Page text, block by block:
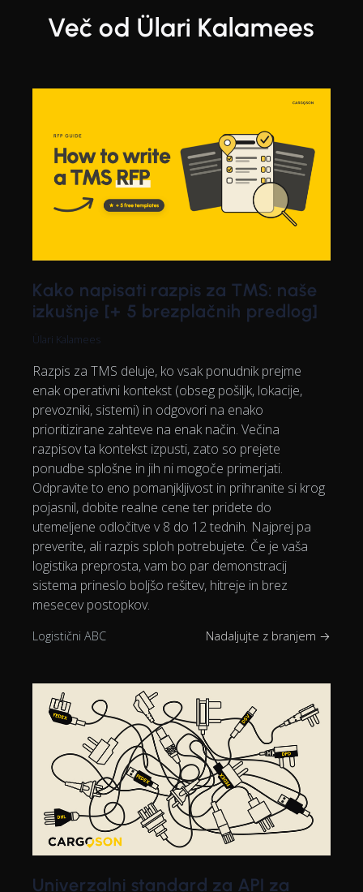
Več od Ülari Kalamees
Kako napisati razpis za TMS: naše
izkušnje [+ 5 brezplačnih predlog]
Ülari Kalamees
Razpis za TMS deluje, ko vsak ponudnik prejme
enak operativni kontekst (obseg pošiljk, lokacije,
prevozniki, sistemi) in odgovori na enako
prioritizirane zahteve na enak način. Večina
razpisov ta kontekst izpusti, zato so prejete
ponudbe splošne in jih ni mogoče primerjati.
Odpravite to eno pomanjkljivost in prihranite si krog
pojasnil, dobite realne cene ter pridete do
utemeljene odločitve v 8 do 12 tednih. Najprej pa
preverite, ali razpis sploh potrebujete. Če je vaša
logistika preprosta, vam bo par demonstracij
sistema prineslo boljšo rešitev, hitreje in brez
mesecev postopkov.
Logistični ABC Nadaljujte z branjem →
Univerzalni standard za API za